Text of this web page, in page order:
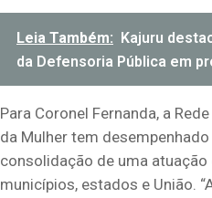
Leia Também:
Kajuru
da Defensoria Pública em
Para Coronel Fernanda, a
da Mulher tem
consolidação de uma
municípios, estados e União.